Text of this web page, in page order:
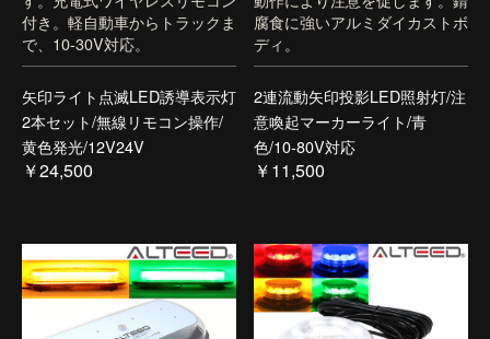
付き。軽自動車からトラックま
で、10-30V対応。
矢印ライト点滅LED誘導表示灯
2本セット/無線リモコン操作/
黄色発光/12V24V
￥24,500
腐食に強いアルミダイカストボ
ディ。
2連流動矢印投影LED照射灯/注
意喚起マーカーライト/青
色/10-80V対応
￥11,500